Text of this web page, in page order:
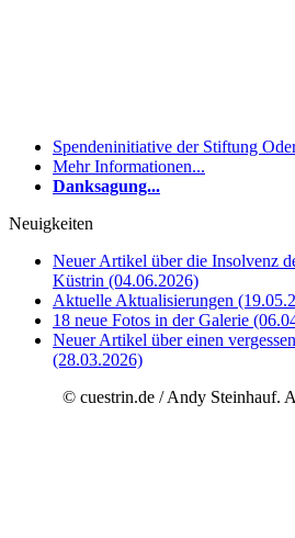
Spendeninitiative der Stiftung
Mehr Informationen...
Danksagung...
Neuigkeiten
Neuer Artikel über die Insolvenz
Küstrin (04.06.2026)
Aktuelle Aktualisierungen
18 neue Fotos in der Galerie
Neuer Artikel über einen
(28.03.2026)
© cuestrin.de / Andy Steinhauf.